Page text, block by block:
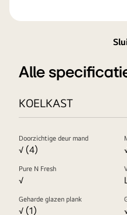
Alle
KOELKAST
Doorzichtige deur mand
√ (4)
Pure N Fresh
√
Geharde glazen plank
√ (1)